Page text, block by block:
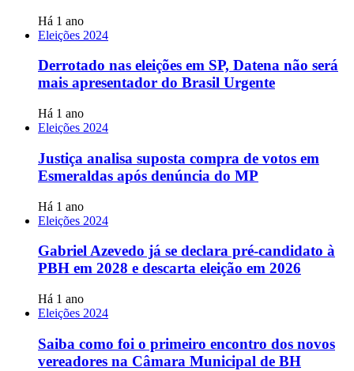
Há 1 ano
Eleições 2024
Derrotado nas eleições em SP, Datena não será
mais apresentador do Brasil Urgente
Há 1 ano
Eleições 2024
Justiça analisa suposta compra de votos em
Esmeraldas após denúncia do MP
Há 1 ano
Eleições 2024
Gabriel Azevedo já se declara pré-candidato à
PBH em 2028 e descarta eleição em 2026
Há 1 ano
Eleições 2024
Saiba como foi o primeiro encontro dos novos
vereadores na Câmara Municipal de BH